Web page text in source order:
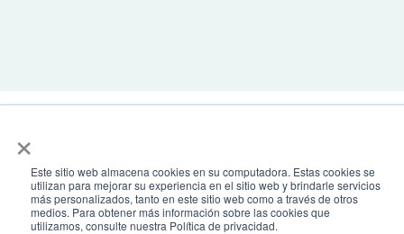
×
Este sitio web almacena cookies en su computadora. Estas cookies se
utilizan para mejorar su experiencia en el sitio web y brindarle servicios
más personalizados, tanto en este sitio web como a través de otros
medios. Para obtener más información sobre las cookies que
utilizamos, consulte nuestra Política de privacidad.
Todos los derechos reservados. Recomendamos usar una resolución de
pantalla de 1024 x 768. Para mayor compatibilidad, utilizar microsoft
Edge, Google Chrome o Mozilla Firefox